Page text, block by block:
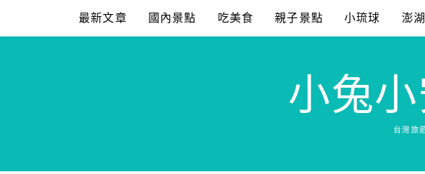
content
最新文章 國內景點 吃美食 親子景點 小琉球 澎
小兔
台灣旅